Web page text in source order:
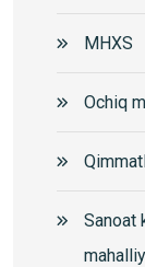
MHXS
Ochiq
Sanoat